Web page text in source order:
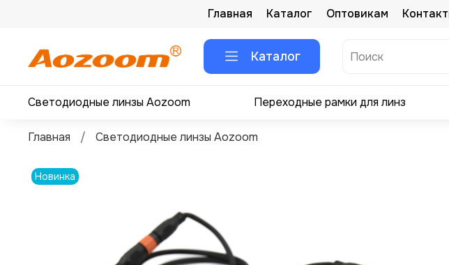
Главная Каталог Оптовикам
Каталог
Светодиодные линзы Aozoom Переходные рамки для линз
Главная Светодиодные линзы Aozoom
Новинка